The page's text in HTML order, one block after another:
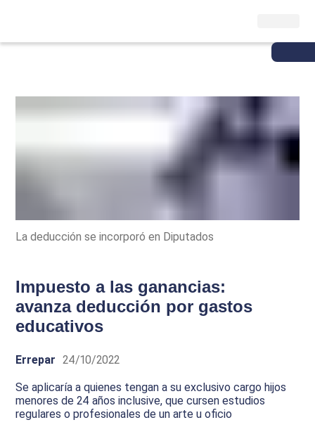
La deducción se incorporó en Diputados
Impuesto a las ganancias:
avanza deducción por gastos
educativos
Errepar 24/10/2022
Se aplicaría a quienes tengan a su exclusivo cargo hijos
menores de 24 años inclusive, que cursen estudios
regulares o profesionales de un arte u oficio